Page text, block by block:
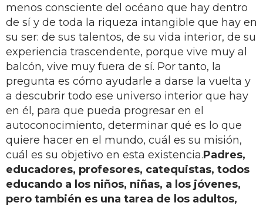
menos consciente del océano que hay dentro
de sí y de toda la riqueza intangible que hay en
su ser: de sus talentos, de su vida interior, de su
experiencia trascendente, porque vive muy al
balcón, vive muy fuera de sí. Por tanto, la
pregunta es cómo ayudarle a darse la vuelta y
a descubrir todo ese universo interior que hay
en él, para que pueda progresar en el
autoconocimiento, determinar qué es lo que
quiere hacer en el mundo, cuál es su misión,
cuál es su objetivo en esta existencia.Padres,
educadores, profesores, catequistas, todos
educando a los niños, niñas, a los jóvenes,
pero también es una tarea de los adultos,